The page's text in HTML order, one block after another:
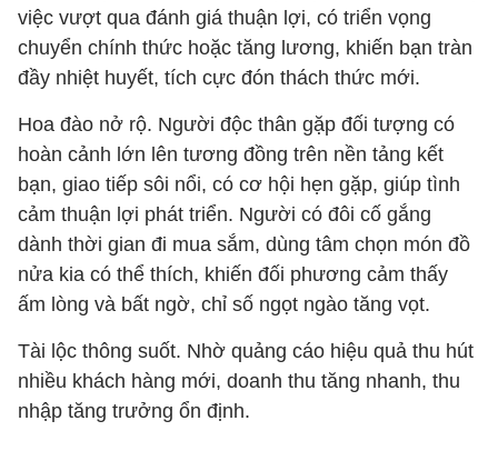
việc vượt qua đánh giá thuận lợi, có triển vọng
chuyển chính thức hoặc tăng lương, khiến bạn tràn
đầy nhiệt huyết, tích cực đón thách thức mới.
Hoa đào nở rộ. Người độc thân gặp đối tượng có
hoàn cảnh lớn lên tương đồng trên nền tảng kết
bạn, giao tiếp sôi nổi, có cơ hội hẹn gặp, giúp tình
cảm thuận lợi phát triển. Người có đôi cố gắng
dành thời gian đi mua sắm, dùng tâm chọn món đồ
nửa kia có thể thích, khiến đối phương cảm thấy
ấm lòng và bất ngờ, chỉ số ngọt ngào tăng vọt.
Tài lộc thông suốt. Nhờ quảng cáo hiệu quả thu hút
nhiều khách hàng mới, doanh thu tăng nhanh, thu
nhập tăng trưởng ổn định.